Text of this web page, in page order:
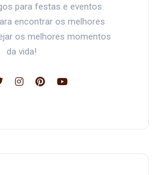
para festas e eventos.
encontrar os melhores
os melhores momentos
da vida!